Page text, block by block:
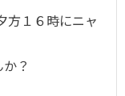
方１６時にニャ
？